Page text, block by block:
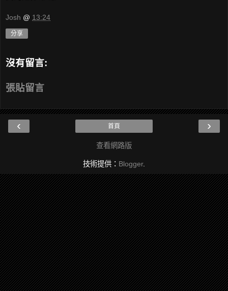
Josh @ 13:24
分享
沒有留言:
張貼留言
‹ ›
首頁
查看網路版
技術提供： Blogger.